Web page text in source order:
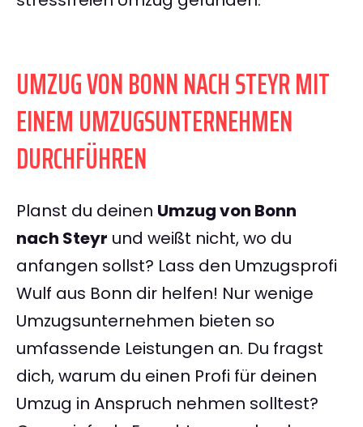
UMZUG VON BONN NACH STEYR MIT
EINEM UMZUGSUNTERNEHMEN
DURCHFÜHREN
Planst du deinen Umzug von Bonn
nach Steyr und weißt nicht, wo du
anfangen sollst? Lass den Umzugsprofi
Wulf aus Bonn dir helfen! Nur wenige
Umzugsunternehmen bieten so
umfassende Leistungen an. Du fragst
dich, warum du einen Profi für deinen
Umzug in Anspruch nehmen solltest?